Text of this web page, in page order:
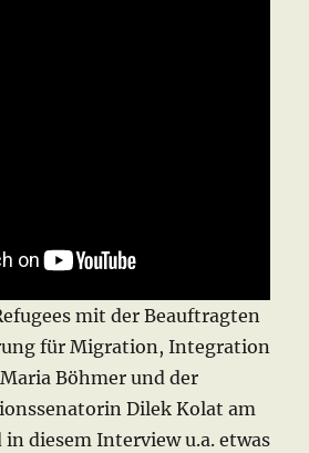
mit der Beauftragten
für Migration, Integration
Böhmer und der
Dilek Kolat am
in diesem Interview u.a. etwas